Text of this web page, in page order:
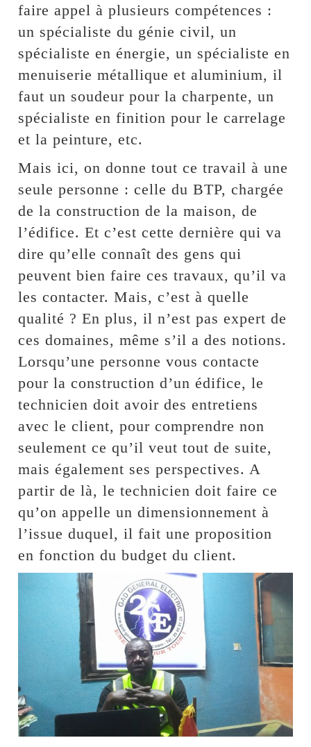
faire appel à plusieurs compétences :
un spécialiste du génie civil, un
spécialiste en énergie, un spécialiste en
menuiserie métallique et aluminium, il
faut un soudeur pour la charpente, un
spécialiste en finition pour le carrelage
et la peinture, etc.
Mais ici, on donne tout ce travail à une
seule personne : celle du BTP, chargée
de la construction de la maison, de
l’édifice. Et c’est cette dernière qui va
dire qu’elle connaît des gens qui
peuvent bien faire ces travaux, qu’il va
les contacter. Mais, c’est à quelle
qualité ? En plus, il n’est pas expert de
ces domaines, même s’il a des notions.
Lorsqu’une personne vous contacte
pour la construction d’un édifice, le
technicien doit avoir des entretiens
avec le client, pour comprendre non
seulement ce qu’il veut tout de suite,
mais également ses perspectives. A
partir de là, le technicien doit faire ce
qu’on appelle un dimensionnement à
l’issue duquel, il fait une proposition
en fonction du budget du client.